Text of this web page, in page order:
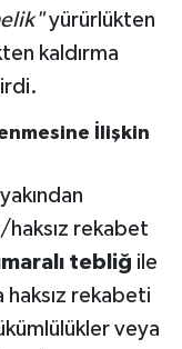
yürürlükten
kaldırma
İlişkin
rekabet
tebliğ ile
haksız rekabeti
veya